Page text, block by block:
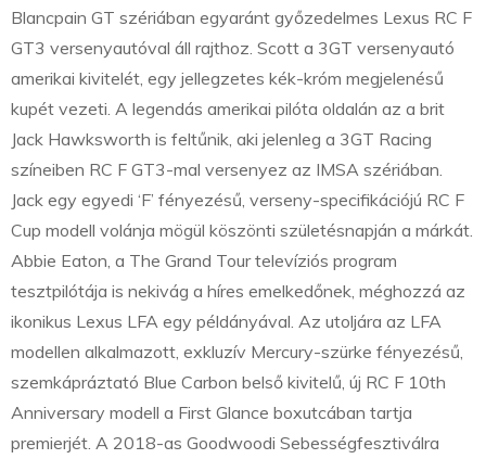
Blancpain GT szériában egyaránt győzedelmes Lexus RC F
GT3 versenyautóval áll rajthoz. Scott a 3GT versenyautó
amerikai kivitelét, egy jellegzetes kék-króm megjelenésű
kupét vezeti. A legendás amerikai pilóta oldalán az a brit
Jack Hawksworth is feltűnik, aki jelenleg a 3GT Racing
színeiben RC F GT3-mal versenyez az IMSA szériában.
Jack egy egyedi ‘F’ fényezésű, verseny-specifikációjú RC F
Cup modell volánja mögül köszönti születésnapján a márkát.
Abbie Eaton, a The Grand Tour televíziós program
tesztpilótája is nekivág a híres emelkedőnek, méghozzá az
ikonikus Lexus LFA egy példányával. Az utoljára az LFA
modellen alkalmazott, exkluzív Mercury-szürke fényezésű,
szemkápráztató Blue Carbon belső kivitelű, új RC F 10th
Anniversary modell a First Glance boxutcában tartja
premierjét. A 2018-as Goodwoodi Sebességfesztiválra